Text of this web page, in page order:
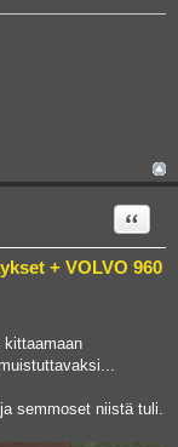
+ VOLVO 960
Quote
kittaamaan
semmoset niistä tuli.